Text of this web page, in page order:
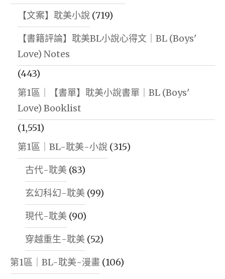
【文案】耽美小說 (719)
【書籍評論】耽美BL小說心得文｜BL (Boys'
Love) Notes
(443)
第1區｜【書單】耽美小說書單｜BL (Boys'
Love) Booklist
(1,551)
第1區｜BL-耽美-小說 (315)
古代-耽美 (83)
玄幻科幻-耽美 (99)
現代-耽美 (90)
穿越重生-耽美 (52)
第1區｜BL-耽美-漫畫 (106)